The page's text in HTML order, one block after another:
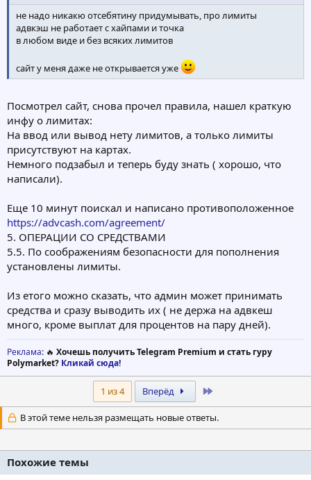
не надо никакю отсебятину придумывать, про лимиты
адвкэш не работает с хайпами и точка
в любом виде и без всяких лимитов
сайт у меня даже не открывается уже
Посмотрел сайт, снова прочел правила, нашел краткую
инфу о лимитах:
На ввод или вывод нету лимитов, а только лимиты
присутствуют на картах.
Немного подзабыл и теперь буду знать ( хорошо, что
написали).
Еще 10 минут поискал и написано противоположенное
https://advcash.com/agreement/
5. ОПЕРАЦИИ СО СРЕДСТВАМИ
5.5. По соображениям безопасности для пополнения
установлены лимиты.
Из етого можно сказать, что админ может принимать
средства и сразу выводить их ( не держа на адвкеш
много, кроме выплат для процентов на пару дней).
Реклама: 🔥 Хочешь получить Telegram Premium и стать гуру
Polymarket? Кликай сюда!
1 из 4 Вперёд
В этой теме нельзя размещать новые ответы.
Похожие темы